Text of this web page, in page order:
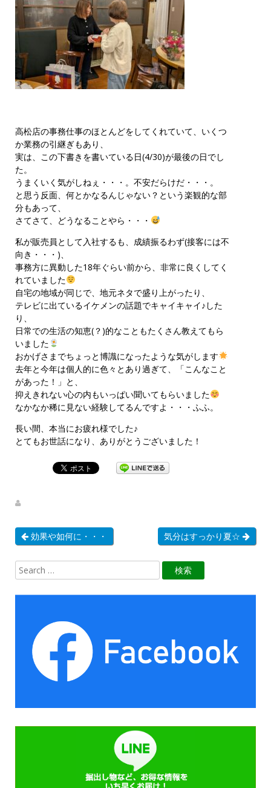
高松店の事務仕事のほとんどをしてくれていて、いくつ
か業務の引継ぎもあり、
実は、この下書きを書いている日(4/30)が最後の日でし
た。
うまくいく気がしねぇ・・・。不安だらけだ・・・。
と思う反面、何とかなるんじゃない？という楽観的な部
分もあって、
さてさて、どうなることやら・・・
私が販売員として入社するも、成績振るわず(接客には不
向き・・・)、
事務方に異動した18年ぐらい前から、非常に良くしてく
れていました
自宅の地域が同じで、地元ネタで盛り上がったり、
テレビに出ているイケメンの話題でキャイキャイ♪した
り、
日常での生活の知恵(？)的なこともたくさん教えてもら
いました
おかげさまでちょっと博識になったような気がします
去年と今年は個人的に色々とあり過ぎて、「こんなこと
があった！」と、
抑えきれない心の内もいっぱい聞いてもらいました
なかなか稀に見ない経験してるんですよ・・・ふふ。
長い間、本当にお疲れ様でした♪
とてもお世話になり、ありがとうございました！
効果や如何に・・・ 気分はすっかり夏☆